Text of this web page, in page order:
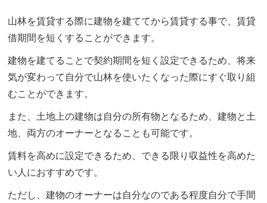
山林を賃貸する際に建物を建ててから賃貸する事で、賃貸
借期間を短くすることができます。
建物を建てることで契約期間を短く設定できるため、将来
気が変わって自分で山林を使いたくなった際にすぐ取り組
むことができます。
また、土地上の建物は自分の所有物となるため、建物と土
地、両方のオーナーとなることも可能です。
賃料を高めに設定できるため、できる限り収益性を高めた
い人におすすめです。
ただし、建物のオーナーは自分なのである程度自分で手間